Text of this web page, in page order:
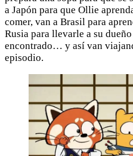
a Japón para que Ollie
comer, van a Brasil para
Rusia para llevarle a su
encontrado… y así van
episodio.